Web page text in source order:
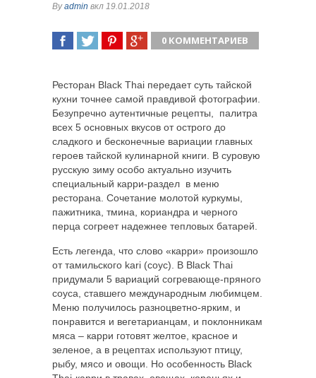
Byadmin вкл 19.01.2018
0 КОММЕНТАРИЕВ
Ресторан Black Thai передает суть тайской
кухни точнее самой правдивой фотографии.
Безупречно аутентичные рецепты, палитра
всех 5 основных вкусов от острого до
сладкого и бесконечные вариации главных
героев тайской кулинарной книги. В суровую
русскую зиму особо актуально изучить
специальный карри-раздел в меню
ресторана. Сочетание молотой куркумы,
пажитника, тмина, кориандра и черного
перца согреет надежнее тепловых батарей.
Есть легенда, что слово «карри» произошло
от тамильского kari (соус). В Black Thai
придумали 5 вариаций согревающе-пряного
соуса, ставшего международным любимцем.
Меню получилось разноцветно-ярким, и
понравится и вегетарианцам, и поклонникам
мяса – карри готовят желтое, красное и
зеленое, а в рецептах используют птицу,
рыбу, мясо и овощи. Но особенность Black